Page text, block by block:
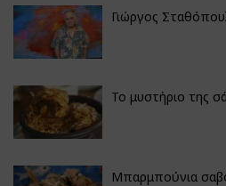
Γιώργος
Το μυστήριο της
Μπαρμπούνια